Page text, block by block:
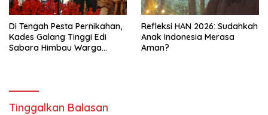
Di Tengah Pesta Pernikahan,
Kades Galang Tinggi Edi
Sabara Himbau Warga
Refleksi HAN 2026: Sudahkah
Anak Indonesia Merasa
Aman?
Tinggalkan Balasan